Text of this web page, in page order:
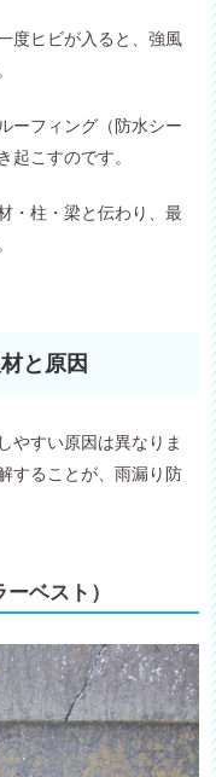
度ヒビが入ると、強風
ーフィング（防水シー
起こすのです。
・柱・梁と伝わり、最
と原因
やすい原因は異なりま
することが、雨漏り防
ベスト）